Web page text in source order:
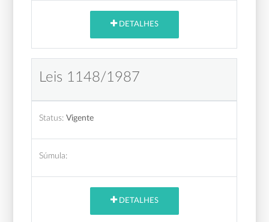
DETALHES
Leis 1148/1987
Status: Vigente
Súmula:
DETALHES